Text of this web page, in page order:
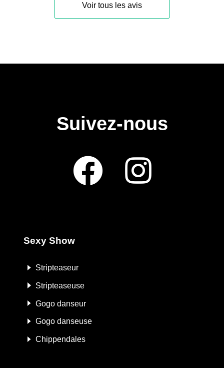
Voir tous les avis
Suivez-nous
Sexy Show
Stripteaseur
Stripteaseuse
Gogo danseur
Gogo danseuse
Chippendales